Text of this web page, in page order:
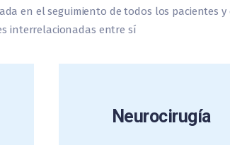
en el seguimiento de todos los pacientes y
interrelacionadas entre sí
Neurocirugía